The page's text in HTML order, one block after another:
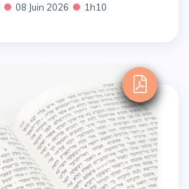
08 Juin 2026 1h10